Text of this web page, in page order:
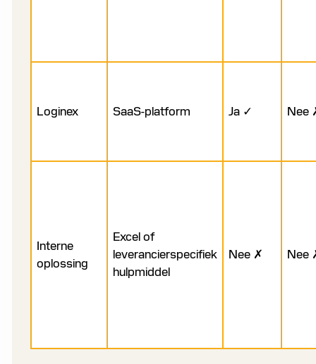
Loginex SaaS-platform Ja ✓ Nee
Interne
oplossing
Excel of
leverancierspecifiek
hulpmiddel
Nee ✗ Nee